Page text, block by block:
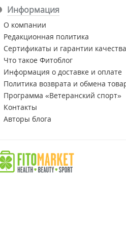
Информация
О компании
Редакционная политика
Сертификаты и гарантии качества
Что такое Фитоблог
Информация о доставке и оплате
Политика возврата и обмена
Программа «Ветеранский спорт»
Контакты
Авторы блога